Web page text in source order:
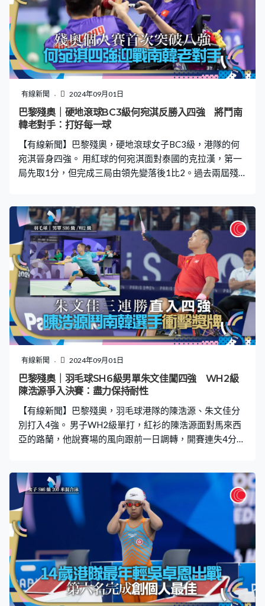
雪：「我的座右銘是，不是見到希望才堅持，而是堅持後
才會見到希望。我希望大家與我們一樣，遇到任何問題都
好，都要堅持、不要放棄。」 港隊體操代表石偉雄：「無
論你輸99次都好，你都要努力去爭取第100次成功。雖然
沒人知道第100次能否成功，我覺得你由0到100次努力的
過程，當中會得著很多東西。」被問到退役問題，石偉雄
說要等待醫療報告結果，再作下一步打算。 今次三位贏得
獎牌運動員沒現身，劍擊的江旻憓因私事缺席，另一位劍
擊代表張家朗及游泳的何詩蓓不在香港，未能出席。
有線新聞 2024年09月01日
巴黎殘奧｜硬地滾球BC3級何宛淇反勝入四強 將鬥南
韓老對手：打好每一球
【有線新聞】巴黎殘奧，硬地滾球女子BC3級，港隊的何
宛淇晉身四強。 用紅球的何宛淇面對泰國的克拉漢，第一
局先取1分，但完成三局由領先變落後1比2。過去兩屆殘
何宛淇：「本身知道大家是老對手，之前對壘也是『五五
波』，自開始的戰術就是打好每一球，發揮平時練習的水
準，沒想太多。」
有線新聞 2024年09月01日
巴黎殘奧｜羽毛球SH6級男單朱文佳闖四強 WH2級
陳浩源爭入決賽：盡力保持耐性
【有線新聞】巴黎殘奧，羽毛球港隊的陳浩源、朱文佳分
別打入4強。 男子WH2級單打，紅衫的陳浩源面對馬來西
亞的路蘭，他說賽場的風向跟前一日調轉，開賽連失4分，
11。D組兩連勝出線，四強會對南韓的于秀榮。陳浩源：
「希望做到部署，盡力保持耐性，將時間拉長，令他多點
失誤。」 SH6級單打，藍衫的朱文佳亦晉級，A組第三場對
印尼的蘇漢贏21比13、21比13。三連勝下，這位頭號種
子直入四強。